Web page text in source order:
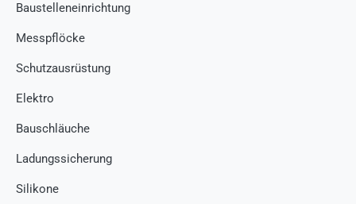
Baustelleneinrichtung
Messpflöcke
Schutzausrüstung
Elektro
Bauschläuche
Ladungssicherung
Silikone